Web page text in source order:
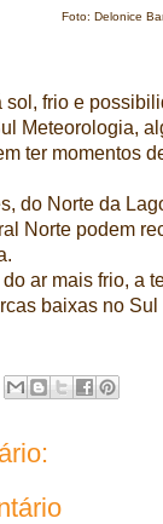
Foto: Delonice
sol, frio e
Meteorologia,
ter momentos
do Norte da
Norte podem
ar mais frio, a
baixas no